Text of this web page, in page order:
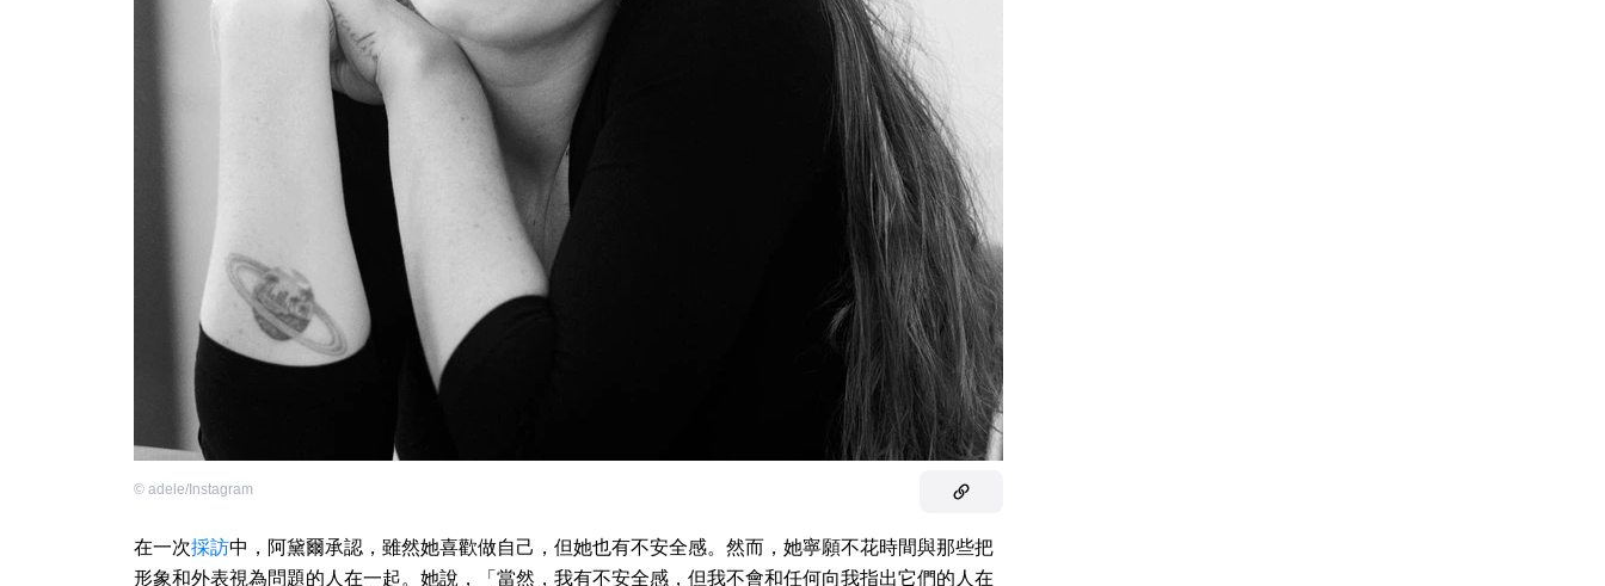
© adele/Instagram
在一次採訪中，阿黛爾承認，雖然她喜歡做自己，但她也有不安全感。然而，她寧願不花時間與那些把
形象和外表視為問題的人在一起。她說，「當然，我有不安全感，但我不會和任何向我指出它們的人在